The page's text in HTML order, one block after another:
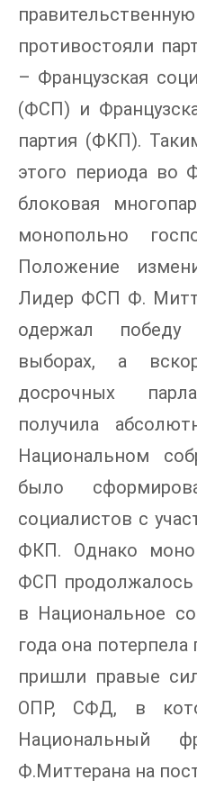
противостояли
– Французская
(ФСП) и
партия (ФКП).
этого периода во
блоковая
монопольно
Положение
Лидер ФСП Ф.
одержал победу
выборах, а
досрочных
получила
Национальном
было
социалистов с
ФКП. Однако
ФСП продолжалось
в Национальное
года она
пришли правые
ОПР, СФД, в
Национальный
Ф.Миттерана на